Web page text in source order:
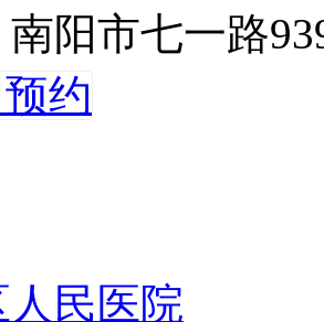
阳市七一路
约
人民医院